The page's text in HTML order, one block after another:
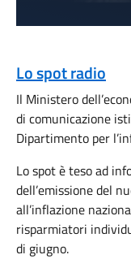
Lo spot radio
Il Ministero
di comunicazione
Dipartimento per
Lo spot è teso ad
dell’emissione del
all’inflazione
risparmiatori
di giugno.